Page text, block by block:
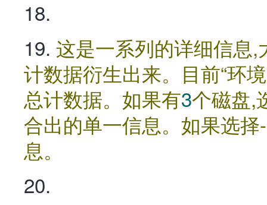
这是一系列的详细信息
计数据衍生出来。目前“环
总计数据。如果有3个磁盘,
合出的单一信息。如果选择-
息。